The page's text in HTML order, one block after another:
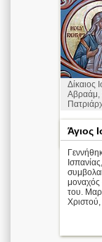
Δίκαιος
Άγιος
μοναχός
του.